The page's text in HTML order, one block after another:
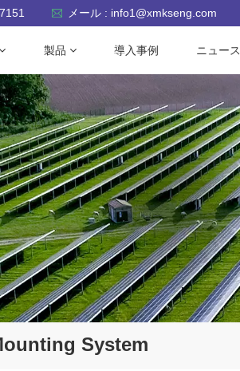
メール : info1@xmkseng.com
製品 導入事例 ニュース
System